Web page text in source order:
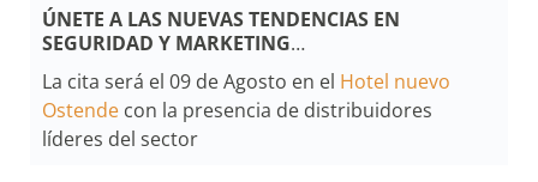
ÚNETE A LAS NUEVAS TENDENCIAS EN
SEGURIDAD Y MARKETING
CON GARNET TECHNOLOGY EN MAR DEL PLATA
La cita será el 09 de Agosto en el Hotel nuevo
Ostende con la presencia de distribuidores
líderes del sector